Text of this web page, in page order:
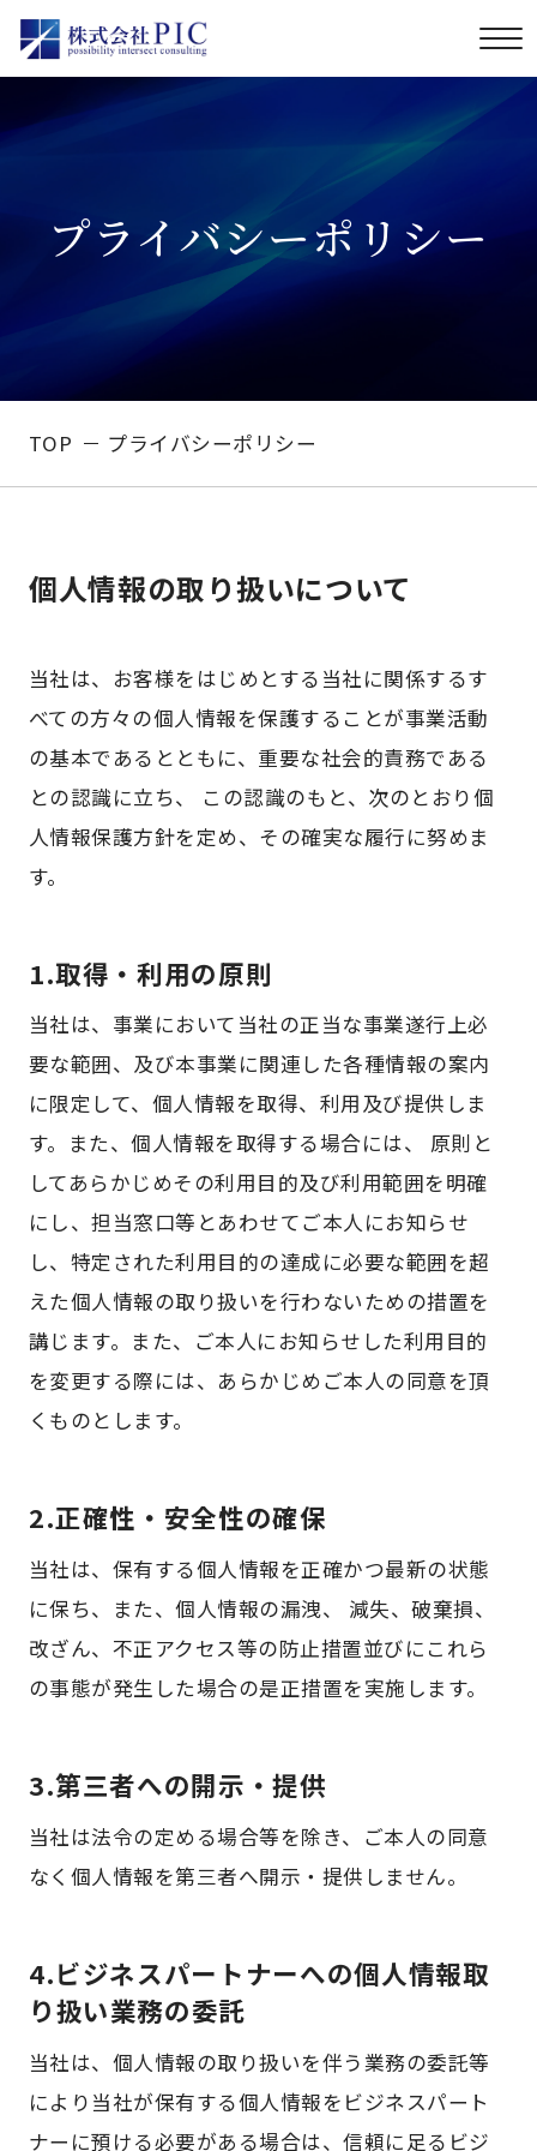
プライバシーポリシー
TOP プライバシーポリシー
個人情報の取り扱いについて
当社は、お客様をはじめとする当社に関係するす
べての方々の個人情報を保護することが事業活動
の基本であるとともに、重要な社会的責務である
との認識に立ち、 この認識のもと、次のとおり個
人情報保護方針を定め、その確実な履行に努めま
す。
1.取得・利用の原則
当社は、事業において当社の正当な事業遂行上必
要な範囲、及び本事業に関連した各種情報の案内
に限定して、個人情報を取得、利用及び提供しま
す。また、個人情報を取得する場合には、 原則と
してあらかじめその利用目的及び利用範囲を明確
にし、担当窓口等とあわせてご本人にお知らせ
し、特定された利用目的の達成に必要な範囲を超
えた個人情報の取り扱いを行わないための措置を
講じます。また、ご本人にお知らせした利用目的
を変更する際には、あらかじめご本人の同意を頂
くものとします。
2.正確性・安全性の確保
当社は、保有する個人情報を正確かつ最新の状態
に保ち、また、個人情報の漏洩、 減失、破棄損、
改ざん、不正アクセス等の防止措置並びにこれら
の事態が発生した場合の是正措置を実施します。
3.第三者への開示・提供
当社は法令の定める場合等を除き、ご本人の同意
なく個人情報を第三者へ開示・提供しません。
4.ビジネスパートナーへの個人情報取
り扱い業務の委託
当社は、個人情報の取り扱いを伴う業務の委託等
により当社が保有する個人情報をビジネスパート
ナーに預ける必要がある場合は、信頼に足るビジ